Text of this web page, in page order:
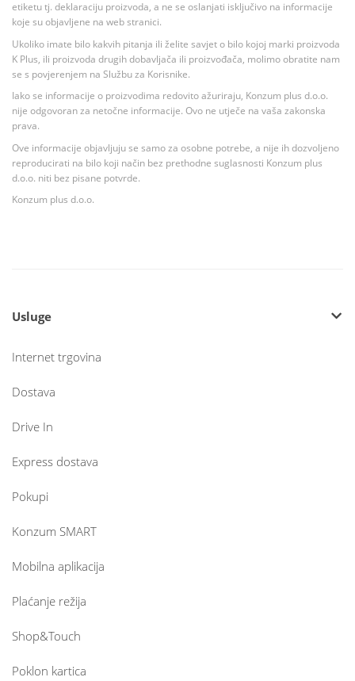
etiketu tj. deklaraciju proizvoda, a ne se oslanjati isključivo na informacije
koje su objavljene na web stranici.
Ukoliko imate bilo kakvih pitanja ili želite savjet o bilo kojoj marki proizvoda
K Plus, ili proizvoda drugih dobavljača ili proizvođača, molimo obratite nam
se s povjerenjem na Službu za Korisnike.
Iako se informacije o proizvodima redovito ažuriraju, Konzum plus d.o.o.
nije odgovoran za netočne informacije. Ovo ne utječe na vaša zakonska
prava.
Ove informacije objavljuju se samo za osobne potrebe, a nije ih dozvoljeno
reproducirati na bilo koji način bez prethodne suglasnosti Konzum plus
d.o.o. niti bez pisane potvrde.
Konzum plus d.o.o.
Usluge
Internet trgovina
Dostava
Drive In
Express dostava
Pokupi
Konzum SMART
Mobilna aplikacija
Plaćanje režija
Shop&Touch
Poklon kartica